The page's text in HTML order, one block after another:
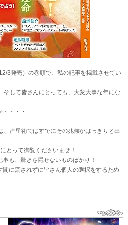
3発売）の巻頭で、私の記事を掲載させてい
そして皆さんにとっても、大変大事な年にな
・・・
、占星術ではすでにその兆候がはっきりと出
とって御覧くださいませ！
も、驚きを隠せないものばかり！
に流されずに皆さん個人の選択をするため